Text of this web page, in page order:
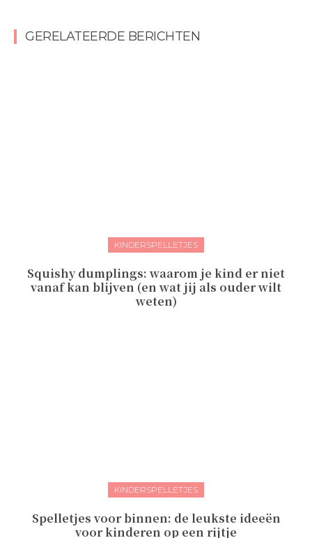
GERELATEERDE BERICHTEN
KINDERSPELLETJES
Squishy dumplings: waarom je kind er niet
vanaf kan blijven (en wat jij als ouder wilt
weten)
KINDERSPELLETJES
Spelletjes voor binnen: de leukste ideeën
voor kinderen op een rijtje